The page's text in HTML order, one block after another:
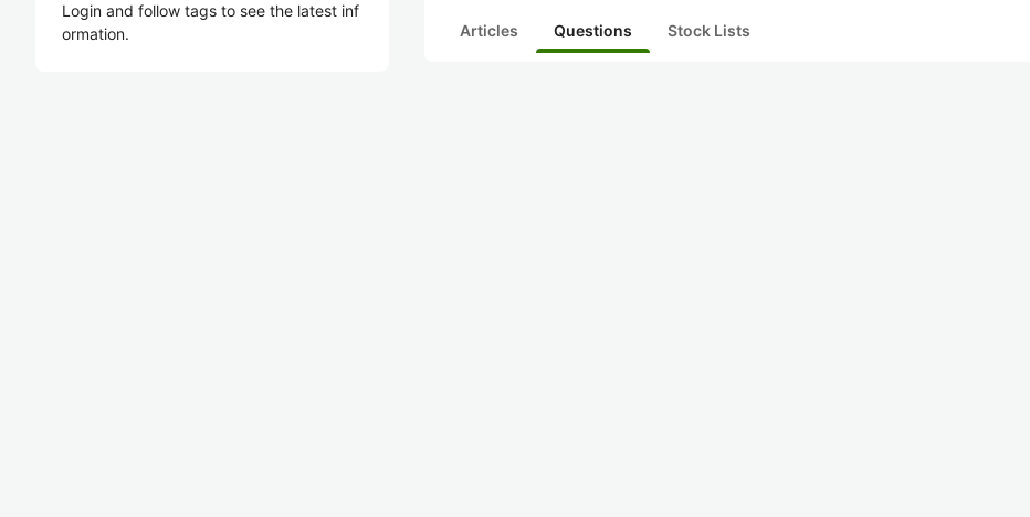
Login and follow tags to see the latest inf
ormation.
Articles Questions Stock Lists